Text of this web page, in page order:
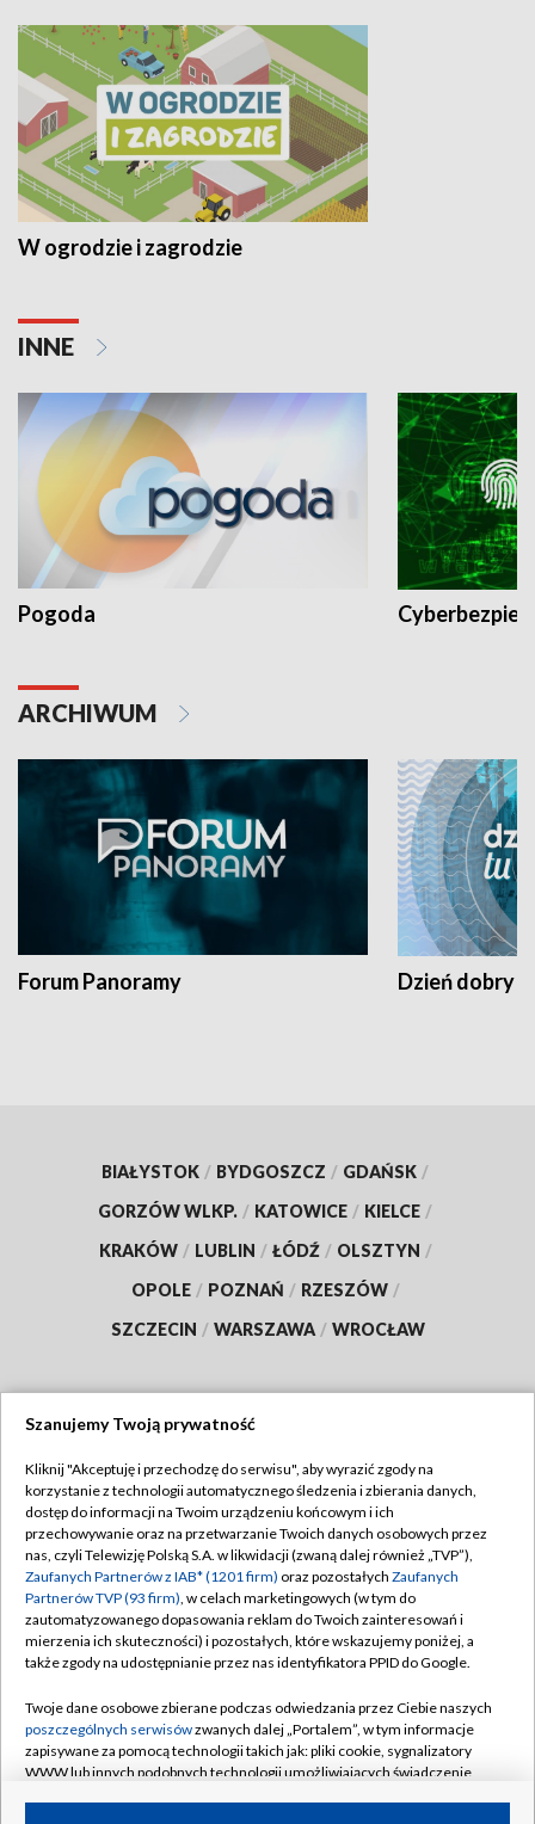
W ogrodzie i zagrodzie
INNE
Pogoda
ARCHIWUM
Forum Panoramy Dzień dobry
BIAŁYSTOK / BYDGOSZCZ / GDAŃSK /
GORZÓW WLKP. / KATOWICE / KIELCE /
KRAKÓW / LUBLIN / ŁÓDŹ / OLSZTYN /
OPOLE / POZNAŃ / RZESZÓW /
SZCZECIN / WARSZAWA / WROCŁAW
TVP
Abonament TVP
Emisja w TVP
Centrum informacji TVP
Naziemna Telewizja Cyfrowa
Rada Programowa
System NOS
Informacje o nadawcy
Regulamin TVP
Polityka prywatności
Moje zgody
Pomoc
Kontakt
Kanały
Szanujemy Twoją prywatność
Kliknij "Akceptuję i przechodzę do serwisu", aby wyrazić zgody na
korzystanie z technologii automatycznego śledzenia i zbierania danych,
dostęp do informacji na Twoim urządzeniu końcowym i ich
przechowywanie oraz na przetwarzanie Twoich danych osobowych przez
nas, czyli Telewizję Polską S.A. w likwidacji (zwaną dalej również „TVP”),
Zaufanych Partnerów z IAB* (1201 firm) oraz pozostałych Zaufanych
Partnerów TVP (93 firm), w celach marketingowych (w tym do
zautomatyzowanego dopasowania reklam do Twoich zainteresowań i
mierzenia ich skuteczności) i pozostałych, które wskazujemy poniżej, a
także zgody na udostępnianie przez nas identyfikatora PPID do Google.
Twoje dane osobowe zbierane podczas odwiedzania przez Ciebie naszych
poszczególnych serwisówzwanych dalej „Portalem”, w tym informacje
zapisywane za pomocą technologii takich jak: pliki cookie, sygnalizatory
WWW lub innych podobnych technologii umożliwiających świadczenie